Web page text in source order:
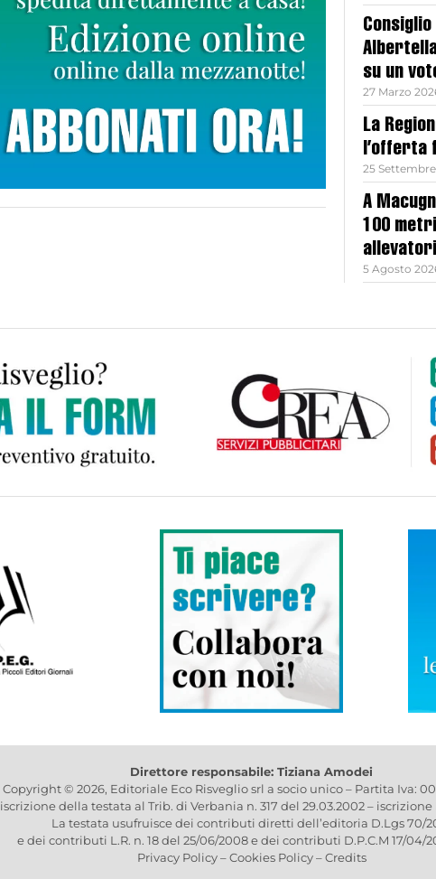
su un
27 Marzo
La
l’offerta
25
A
100
5 Agosto
Direttore responsabile: Tiziana Amodei
Copyright © 2026, Editoriale Eco Risveglio srl a socio unico – Partita Iva:
iscrizione della testata al Trib. di Verbania n. 317 del 29.03.2002 – iscrizione
La testata usufruisce dei contributi diretti dell’editoria D.Lgs 70/
e dei contributi L.R. n. 18 del 25/06/2008 e dei contributi D.P.C.M 17/04/
Privacy Policy–Cookies Policy–Credits